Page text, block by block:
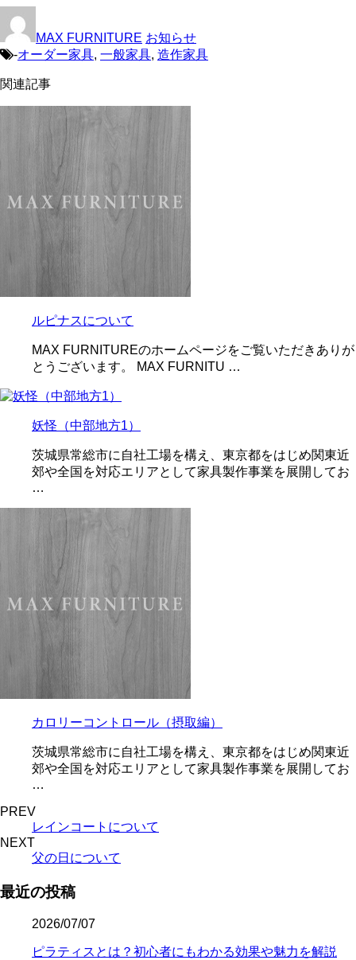
MAX FURNITURE お知らせ
-オーダー家具, 一般家具, 造作家具
関連記事
ルピナスについて
MAX FURNITUREのホームページをご覧いただきありが
とうございます。 MAX FURNITU …
妖怪（中部地方1）
茨城県常総市に自社工場を構え、東京都をはじめ関東近
郊や全国を対応エリアとして家具製作事業を展開してお
…
カロリーコントロール（摂取編）
茨城県常総市に自社工場を構え、東京都をはじめ関東近
郊や全国を対応エリアとして家具製作事業を展開してお
…
PREV
レインコートについて
NEXT
父の日について
最近の投稿
2026/07/07
ピラティスとは？初心者にもわかる効果や魅力を解説